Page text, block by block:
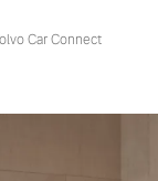
Car Connect